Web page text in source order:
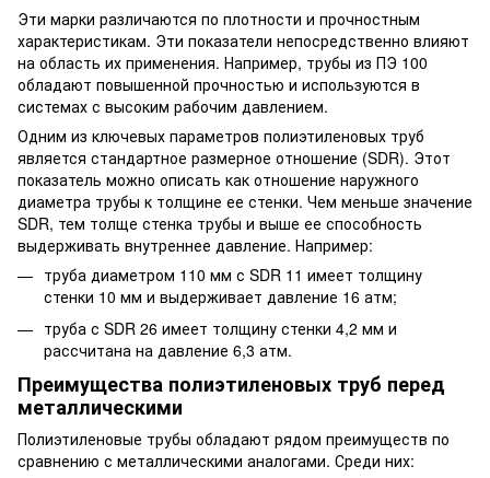
Эти марки различаются по плотности и прочностным
характеристикам. Эти показатели непосредственно влияют
на область их применения. Например, трубы из ПЭ 100
обладают повышенной прочностью и используются в
системах с высоким рабочим давлением.
Одним из ключевых параметров полиэтиленовых труб
является стандартное размерное отношение (SDR). Этот
показатель можно описать как отношение наружного
диаметра трубы к толщине ее стенки. Чем меньше значение
SDR, тем толще стенка трубы и выше ее способность
выдерживать внутреннее давление. Например:
труба диаметром 110 мм с SDR 11 имеет толщину
стенки 10 мм и выдерживает давление 16 атм;
труба с SDR 26 имеет толщину стенки 4,2 мм и
рассчитана на давление 6,3 атм.
Преимущества полиэтиленовых труб перед
металлическими
Полиэтиленовые трубы обладают рядом преимуществ по
сравнению с металлическими аналогами. Среди них: